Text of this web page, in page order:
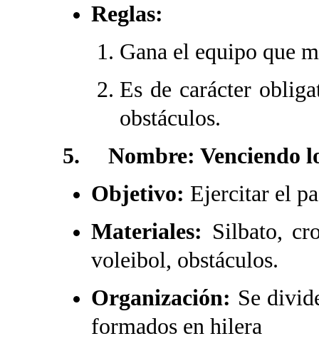
Reglas:
Gana el equipo que
Es de carácter
obstáculos.
5. Nombre: Venciendo
Objetivo: Ejercitar el
Materiales: Silbato,
voleibol, obstáculos.
Organización: Se
formados en hilera